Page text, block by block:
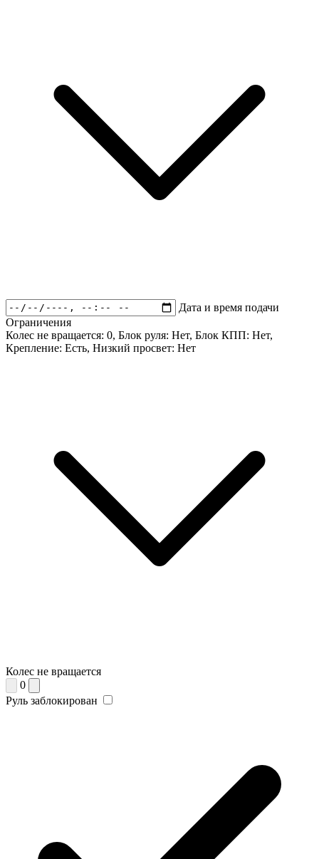
Дата и время подачи
Ограничения
Колес не вращается: 0, Блок руля: Нет, Блок КПП: Нет,
Крепление: Есть, Низкий просвет: Нет
Колес не вращается
0
Руль заблокирован